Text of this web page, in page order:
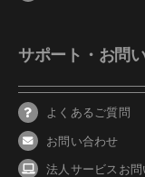
サポート・お問
よくあるご質問
お問い合わせ
法人サービスお